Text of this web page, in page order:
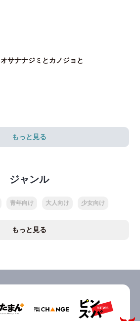
オサナナジミとカノジョと
もっと見る
ジャンル
青年向け 大人向け 少女向け
もっと見る